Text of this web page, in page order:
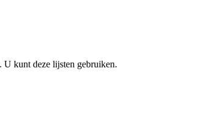
U kunt deze lijsten gebruiken.